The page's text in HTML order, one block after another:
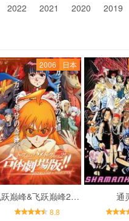
2022 2021 2020 2019
2006 日本
飞跃巅峰&飞跃巅峰2 合体剧场版
8.8
通